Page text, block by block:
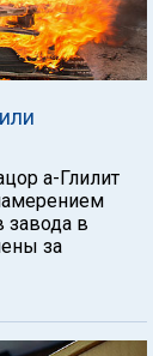
а-Глилит
завода в
за